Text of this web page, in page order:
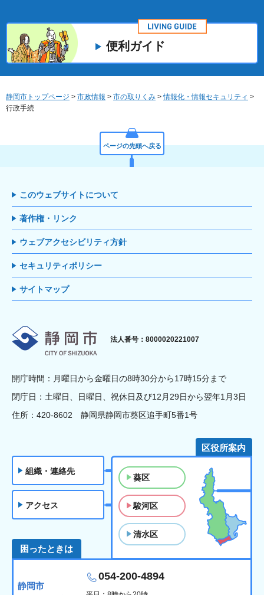
便利ガイド
静岡市トップページ > 市政情報 > 市の取りくみ >情報化・情報セキュリティ >
行政手続
ページの先頭へ戻る
このウェブサイトについて
著作権・リンク
ウェブアクセシビリティ方針
セキュリティポリシー
サイトマップ
静岡市
法人番号：8000020221007
開庁時間：月曜日から金曜日の8時30分から17時15分まで
閉庁日：土曜日、日曜日、祝休日及び12月29日から翌年1月3日
住所：420-8602 静岡県静岡市葵区追手町5番1号
組織・連絡先
アクセス
区役所案内
葵区
駿河区
清水区
困ったときは
静岡市
054-200-4894